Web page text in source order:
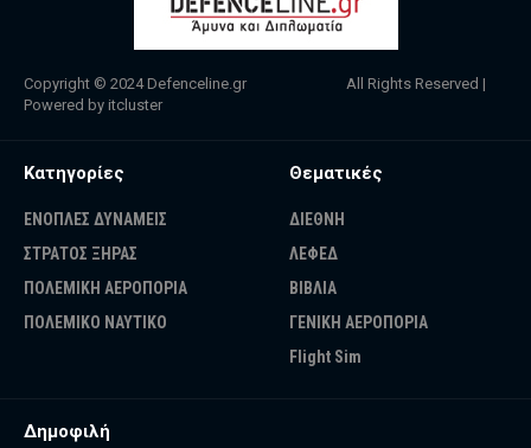
Copyright © 2024 Defenceline.gr All Rights Reserved |
Powered by itcluster
Κατηγορίες
ΕΝΟΠΛΕΣ ΔΥΝΑΜΕΙΣ
ΣΤΡΑΤΟΣ ΞΗΡΑΣ
ΠΟΛΕΜΙΚΗ ΑΕΡΟΠΟΡΙΑ
ΠΟΛΕΜΙΚΟ ΝΑΥΤΙΚΟ
Θεματικές
ΔΙΕΘΝΗ
ΛΕΦΕΔ
ΒΙΒΛΙΑ
ΓΕΝΙΚΗ ΑΕΡΟΠΟΡΙΑ
Flight Sim
Δημοφιλή